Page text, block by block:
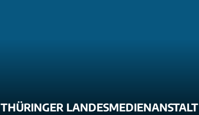
LANDESMEDIENANSTALT